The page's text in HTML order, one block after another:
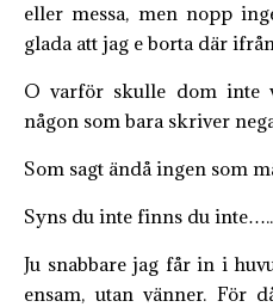
eller messa, men nopp
glada att jag e borta där
O varför skulle dom inte
någon som bara skriver
Som sagt ändå ingen som
Syns du inte finns du inte…..
Ju snabbare jag får in i
ensam, utan vänner. För